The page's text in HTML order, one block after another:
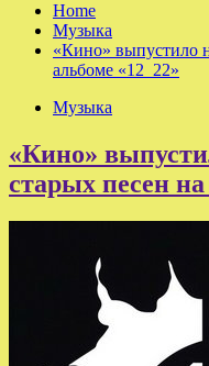
Home
Музыка
«Кино» выпустило
альбоме «12_22»
Музыка
«Кино»
старых песен